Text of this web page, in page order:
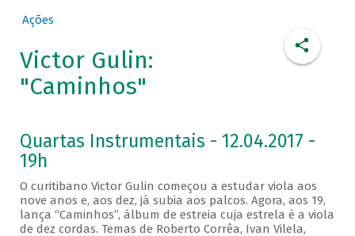
Ações
Victor Gulin:
"Caminhos"
Quartas Instrumentais - 12.04.2017 -
19h
O curitibano Victor Gulin começou a estudar viola aos
nove anos e, aos dez, já subia aos palcos. Agora, aos 19,
lança “Caminhos”, álbum de estreia cuja estrela é a viola
de dez cordas. Temas de Roberto Corrêa, Ivan Vilela,